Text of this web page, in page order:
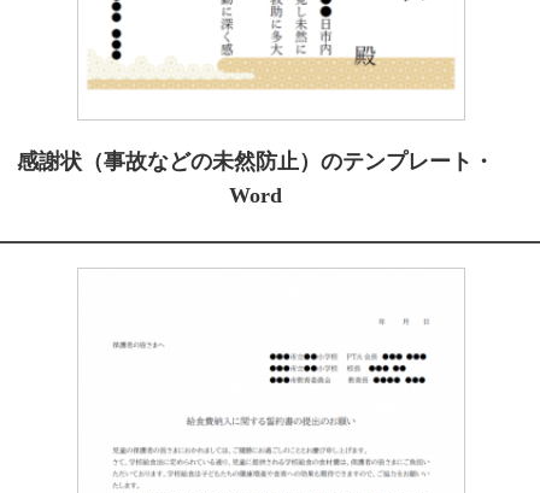
感謝状（事故などの未然防止）のテンプレート・
Word